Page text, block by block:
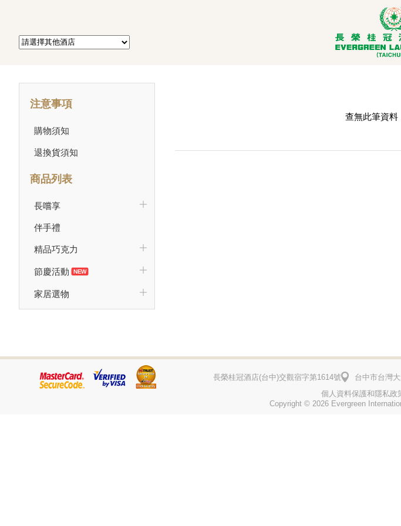
注意事項
購物須知
退換貨須知
商品列表
長嚐享
伴手禮
精品巧克力
節慶活動
家居選物
查無此筆資料
長榮桂冠酒店(台中)交觀宿字第1614號 台中市台灣
個人資料保護和隱私政
Copyright © 2026 Evergreen